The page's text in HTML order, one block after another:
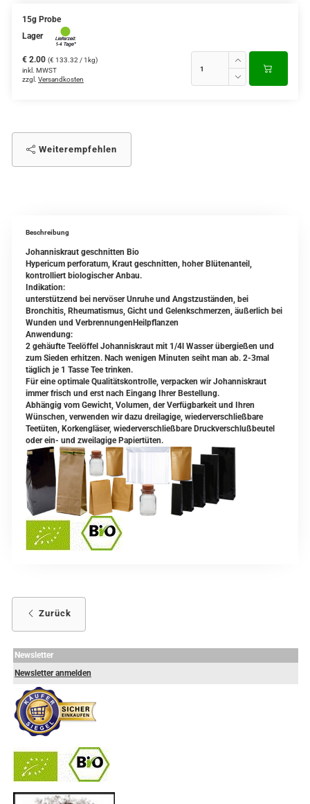
15g Probe
Lager
€ 2.00 (€ 133.32 / 1kg)
inkl. MWST
zzgl. Versandkosten
Weiterempfehlen
Beschreibung
Johanniskraut geschnitten Bio
Hypericum perforatum, Kraut geschnitten, hoher Blütenanteil,
kontrolliert biologischer Anbau.
Indikation:
unterstützend bei nervöser Unruhe und Angstzuständen, bei
Bronchitis, Rheumatismus, Gicht und Gelenkschmerzen, äußerlich bei
Wunden und VerbrennungenHeilpflanzen
Anwendung:
2 gehäufte Teelöffel Johanniskraut mit 1/4l Wasser übergießen und
zum Sieden erhitzen. Nach wenigen Minuten seiht man ab. 2-3mal
täglich je 1 Tasse Tee trinken.
Für eine optimale Qualitätskontrolle, verpacken wir Johanniskraut
immer frisch und erst nach Eingang Ihrer Bestellung.
Abhängig vom Gewicht, Volumen, der Verfügbarkeit und Ihren
Wünschen, verwenden wir dazu dreilagige, wiederverschließbare
Teetüten, Korkengläser, wiederverschließbare Druckverschlußbeutel
oder ein- und zweilagige Papiertüten.
Zurück
Newsletter
Newsletter anmelden